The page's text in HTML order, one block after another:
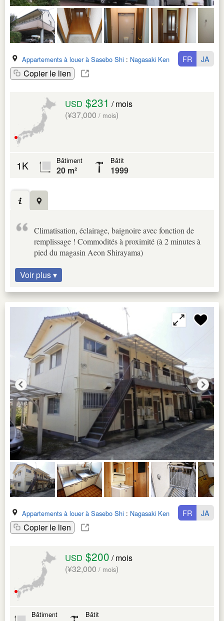
Appartements à louer à Sasebo Shi : Nagasaki Ken
Copier le lien
FR JA
USD $231 / mois
(¥37,000 / mois)
1K Bâtiment
20 m²
Bâtit
1999
Climatisation, éclairage, baignoire avec fonction de
remplissage ! Commodités à proximité (à 2 minutes à
pied du magasin Aeon Shirayama)
Voir plus ▾
Appartements à louer à Sasebo Shi : Nagasaki Ken
Copier le lien
FR JA
USD $200 / mois
(¥32,000 / mois)
Bâtiment Bâtit